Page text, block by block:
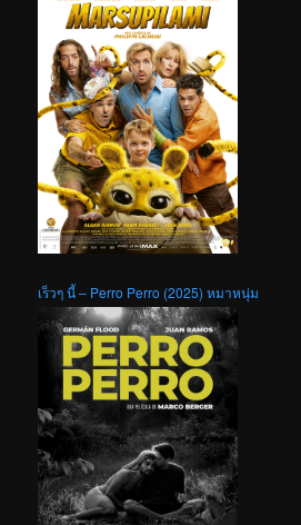
เร็วๆ นี้ – Perro Perro (2025) หมาหนุ่ม